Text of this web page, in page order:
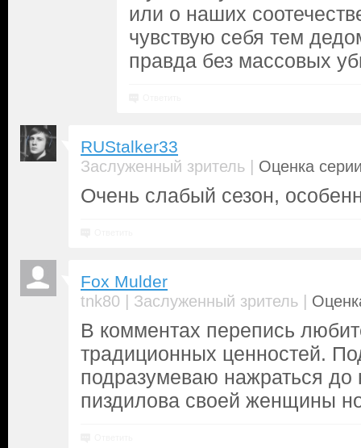
или о наших
чувствую себя тем
правда без массовых
RUStalker33
Заслуженный зритель | Оценка
Очень слабый сезон,
Fox Mulder
tnk80 | Заслуженный зритель |
В комментах перепись
традиционных ценностей.
подразумеваю нажраться до
пиздилова своей женщины